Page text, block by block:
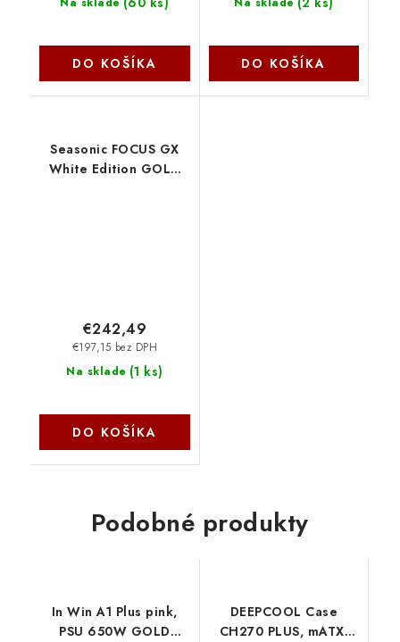
DO KOŠÍKA DO KOŠÍKA
Seasonic FOCUS GX
White Edition GOLD
Na sklade (1 ks)
€197,15 bez DPH
€242,49
DO KOŠÍKA
Podobné produkty
In Win A1 Plus pink,
PSU 650W GOLD
DEEPCOOL Case
CH270 PLUS, mATX,